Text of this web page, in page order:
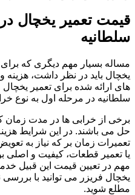
قیمت تعمیر یخچال
سلطانیه
مساله بسیار مهم دیگری که برای
یخچال باید در نظر داشت،
های ارائه شده برای تعمیر
سلطانیه در مرحله اول به نوع
برخی از خرابی ها در مدت زمان
حل می باشند. در این شرایط
تعمیرات زمان بر که نیاز به
یا تعمیر قطعات، کیفیت و اصلی
مهم در تعیین قیمت این قبیل
یخچال فریزر می توانید با
مطلع شوید.